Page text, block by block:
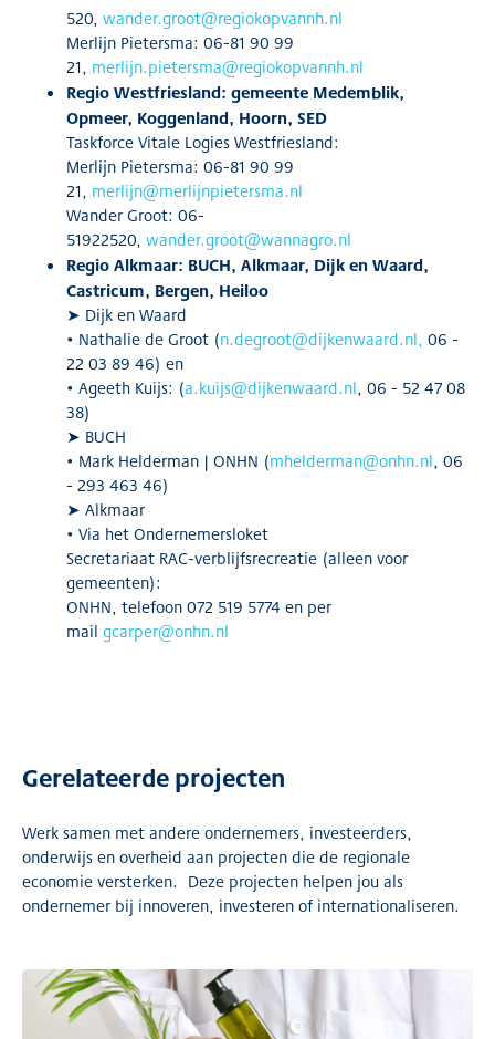
520, wander.groot@regiokopvannh.nl
Merlijn Pietersma: 06-81 90 99
21, merlijn.pietersma@regiokopvannh.nl
Regio Westfriesland: gemeente Medemblik,
Opmeer, Koggenland, Hoorn, SED
Taskforce Vitale Logies Westfriesland:
Merlijn Pietersma: 06-81 90 99
21, merlijn@merlijnpietersma.nl
Wander Groot: 06-
51922520, wander.groot@wannagro.nl
Regio Alkmaar: BUCH, Alkmaar, Dijk en Waard,
Castricum, Bergen, Heiloo
➤ Dijk en Waard
• Nathalie de Groot (n.degroot@dijkenwaard.nl, 06 -
22 03 89 46) en
• Ageeth Kuijs: (a.kuijs@dijkenwaard.nl, 06 - 52 47 08
38)
➤ BUCH
• Mark Helderman | ONHN (mhelderman@onhn.nl, 06
- 293 463 46)
➤ Alkmaar
• Via het Ondernemersloket
Secretariaat RAC-verblijfsrecreatie (alleen voor
gemeenten):
ONHN, telefoon 072 519 5774 en per
mail gcarper@onhn.nl
Gerelateerde projecten
Werk samen met andere ondernemers, investeerders,
onderwijs en overheid aan projecten die de regionale
economie versterken. Deze projecten helpen jou als
ondernemer bij innoveren, investeren of internationaliseren.